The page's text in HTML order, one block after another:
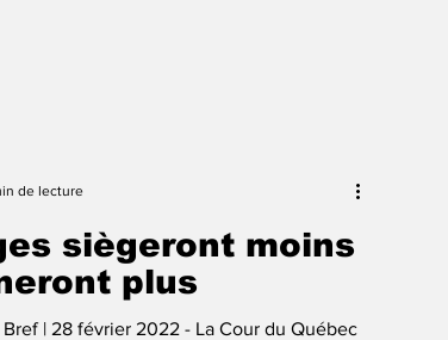
siègeront moins
plus
Bref | 28 février 2022 - La Cour du Québec
de lecture